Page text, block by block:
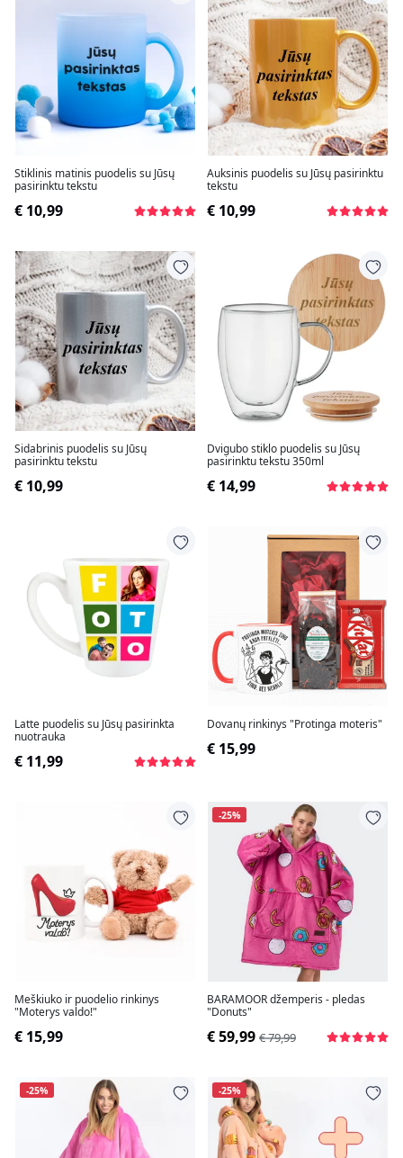
Stiklinis matinis puodelis su Jūsų
pasirinktu tekstu
€ 10,99
Auksinis puodelis su Jūsų pasirinktu
tekstu
€ 10,99
Sidabrinis puodelis su Jūsų
pasirinktu tekstu
€ 10,99
Dvigubo stiklo puodelis su Jūsų
pasirinktu tekstu 350ml
€ 14,99
Latte puodelis su Jūsų pasirinkta
nuotrauka
€ 11,99
Dovanų rinkinys "Protinga moteris"
€ 15,99
Meškiuko ir puodelio rinkinys
"Moterys valdo!"
€ 15,99
-25%
BARAMOOR džemperis - pledas
"Donuts"
€ 59,99 € 79,99
-25% -25%